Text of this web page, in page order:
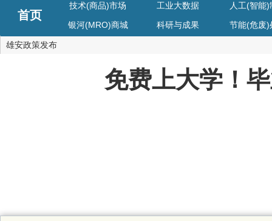
首页
技术(商品)市场 工业大数据
人工(智能)
银河(MRO)商城
科研与成果 节能(危废)
雄安政策发布
免费上大学！